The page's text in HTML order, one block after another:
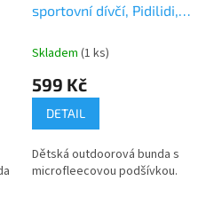
sportovní dívčí, Pidilidi,
Skladem (1 ks)
599 Kč
DETAIL
Dětská outdoorová bunda s
microfleecovou podšívkou.